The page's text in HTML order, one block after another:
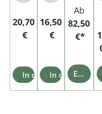
Regulärer Preis:
20,70
€
In den Warenkorb
Regulärer Preis:
€
In den
Ab
82,50
€*
Einzelheiten